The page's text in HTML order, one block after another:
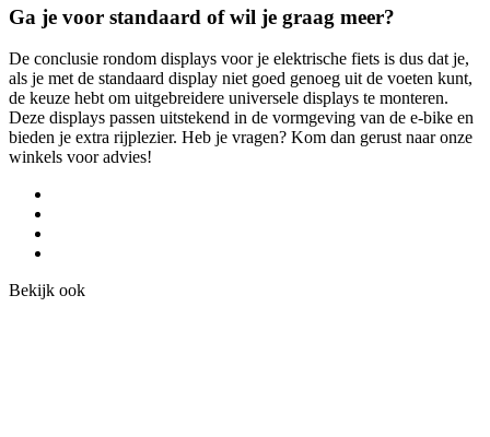
Ga je voor standaard of wil je graag meer?
De conclusie rondom displays voor je elektrische fiets is dus dat je,
als je met de standaard display niet goed genoeg uit de voeten kunt,
de keuze hebt om uitgebreidere universele displays te monteren.
Deze displays passen uitstekend in de vormgeving van de e-bike en
bieden je extra rijplezier. Heb je vragen? Kom dan gerust naar onze
winkels voor advies!
Bekijk ook